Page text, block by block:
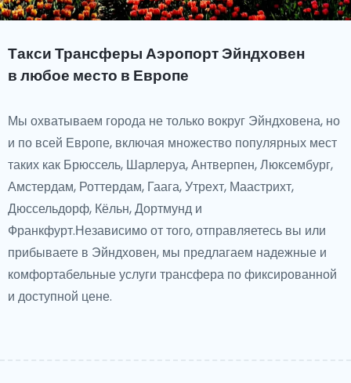
Такси Трансферы Аэропорт Эйндховен
в любое место в Европе
Мы охватываем города не только вокруг Эйндховена, но
и по всей Европе, включая множество популярных мест
таких как Брюссель, Шарлеруа, Антверпен, Люксембург,
Амстердам, Роттердам, Гаага, Утрехт, Маастрихт,
Дюссельдорф, Кёльн, Дортмунд и
Франкфурт.Независимо от того, отправляетесь вы или
прибываете в Эйндховен, мы предлагаем надежные и
комфортабельные услуги трансфера по фиксированной
и доступной цене.